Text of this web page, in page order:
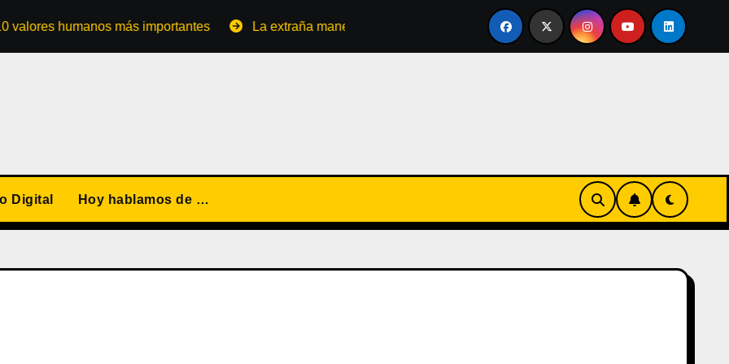
humanos más importantes La extraña manera de convertirse en familia El primer tour de la India Chiquitina
Digital Hoy hablamos de …